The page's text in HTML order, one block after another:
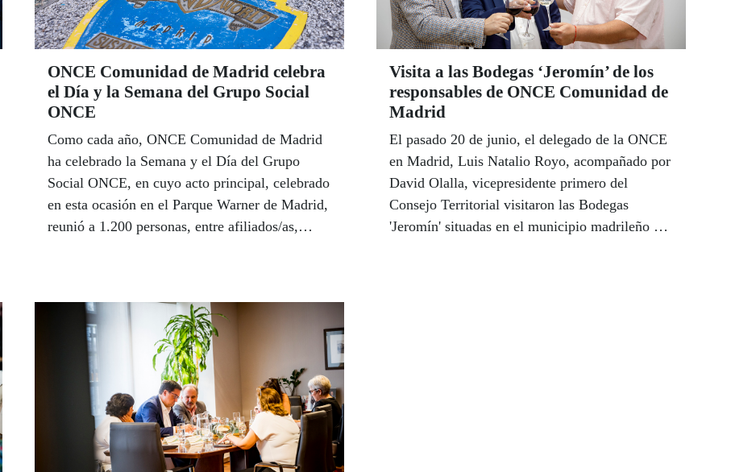
ONCE Comunidad de Madrid celebra
el Día y la Semana del Grupo Social
ONCE
Como cada año, ONCE Comunidad de Madrid
ha celebrado la Semana y el Día del Grupo
Social ONCE, en cuyo acto principal, celebrado
en esta ocasión en el Parque Warner de Madrid,
reunió a 1.200 personas, entre afiliados/as,
Visita a las Bodegas ‘Jeromín’ de los
responsables de ONCE Comunidad de
Madrid
El pasado 20 de junio, el delegado de la ONCE
en Madrid, Luis Natalio Royo, acompañado por
David Olalla, vicepresidente primero del
Consejo Territorial visitaron las Bodegas
'Jeromín' situadas en el municipio madrileño de